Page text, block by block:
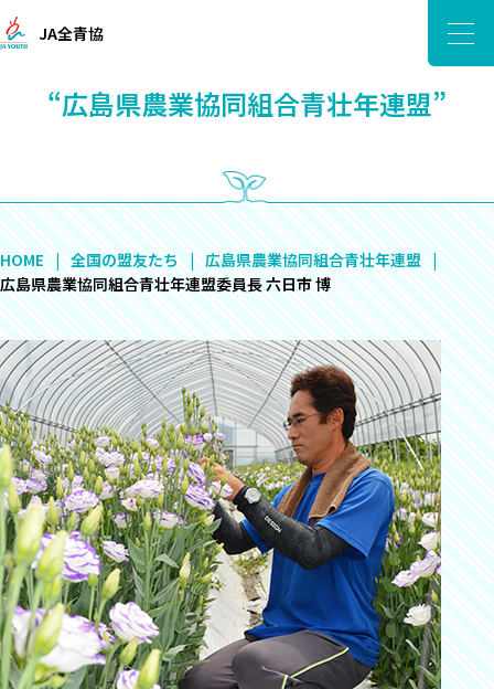
JA全青協
“広島県農業協同組合青壮年連盟”
HOME 全国の盟友たち
広島県農業協同組合青壮年連盟
広島県農業協同組合青壮年連盟委員長 六日市 博